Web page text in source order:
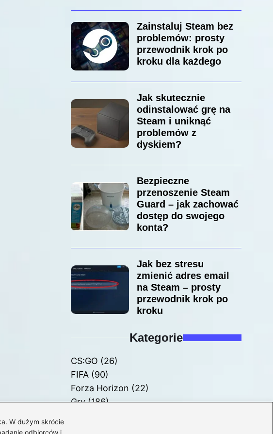
W dużym skrócie
odbiorców i
Zainstaluj Steam bez
problemów: prosty
przewodnik krok po
kroku dla każdego
Jak skutecznie
odinstalować grę na
Steam i uniknąć
problemów z
dyskiem?
Bezpieczne
przenoszenie Steam
Guard – jak zachować
dostęp do swojego
konta?
Jak bez stresu
zmienić adres email
na Steam – prosty
przewodnik krok po
kroku
Kategorie
CS:GO (26)
FIFA(90)
Forza Horizon (22)
Gry(186)